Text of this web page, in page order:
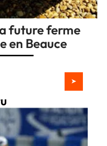
future ferme
en Beauce